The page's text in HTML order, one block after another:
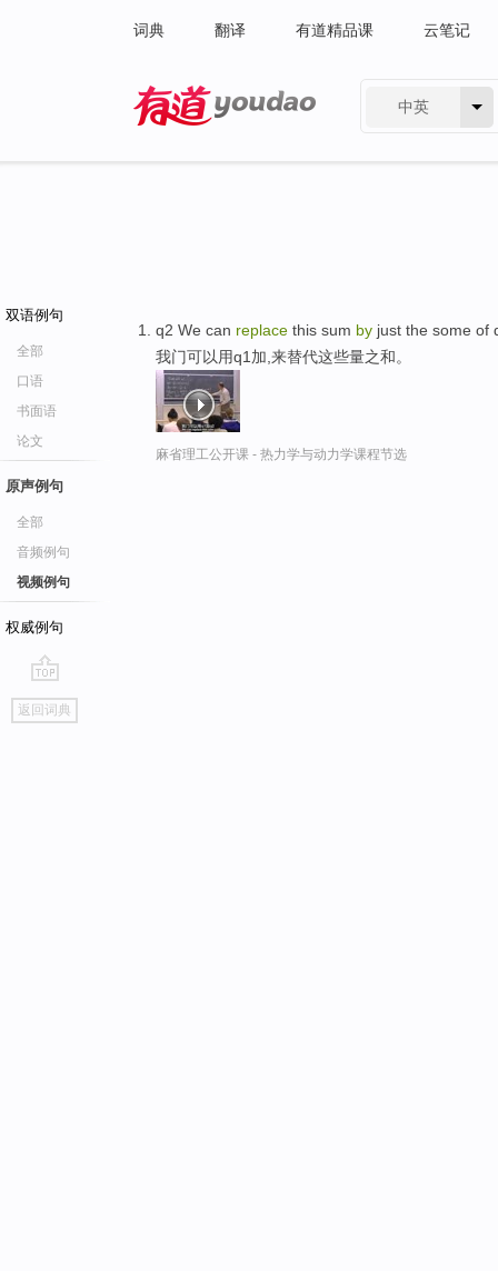
词典 翻译 有道精品课 云笔记
中英
双语例句
全部
口语
书面语
论文
原声例句
全部
音频例句
视频例句
权威例句
go
top
返回词典
q2 We can replace this sum by just the some of
我门可以用q1加,来替代这些量之和。
麻省理工公开课 - 热力学与动力学课程节选